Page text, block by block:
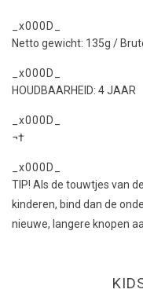
_x000D_
Netto gewicht: 135g /
_x000D_
HOUDBAARHEID: 4 JAAR
_x000D_
¬†
_x000D_
TIP! Als de touwtjes van
kinderen, bind dan de
nieuwe, langere knopen